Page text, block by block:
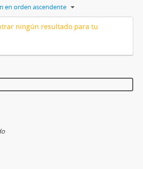
en orden ascendente
ningún resultado para tu